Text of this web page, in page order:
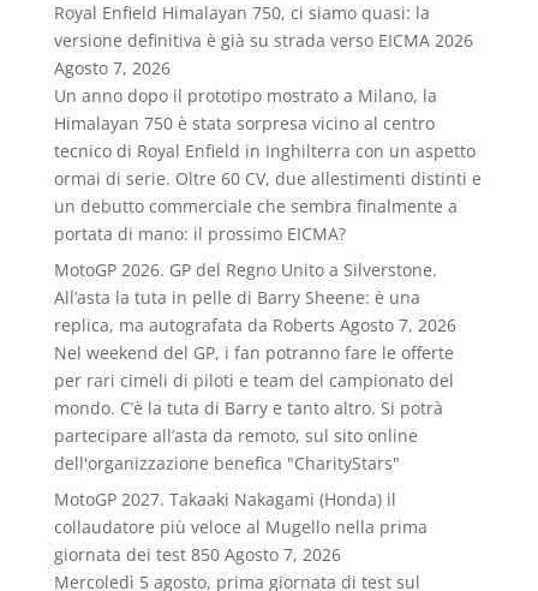
Royal Enfield Himalayan 750, ci siamo quasi: la
versione definitiva è già su strada verso EICMA 2026
Agosto 7, 2026
Un anno dopo il prototipo mostrato a Milano, la
Himalayan 750 è stata sorpresa vicino al centro
tecnico di Royal Enfield in Inghilterra con un aspetto
ormai di serie. Oltre 60 CV, due allestimenti distinti e
un debutto commerciale che sembra finalmente a
portata di mano: il prossimo EICMA?
MotoGP 2026. GP del Regno Unito a Silverstone.
All’asta la tuta in pelle di Barry Sheene: è una
replica, ma autografata da Roberts Agosto 7, 2026
Nel weekend del GP, i fan potranno fare le offerte
per rari cimeli di piloti e team del campionato del
mondo. C’è la tuta di Barry e tanto altro. Si potrà
partecipare all’asta da remoto, sul sito online
dell'organizzazione benefica "CharityStars"
MotoGP 2027. Takaaki Nakagami (Honda) il
collaudatore più veloce al Mugello nella prima
giornata dei test 850 Agosto 7, 2026
Mercoledì 5 agosto, prima giornata di test sul